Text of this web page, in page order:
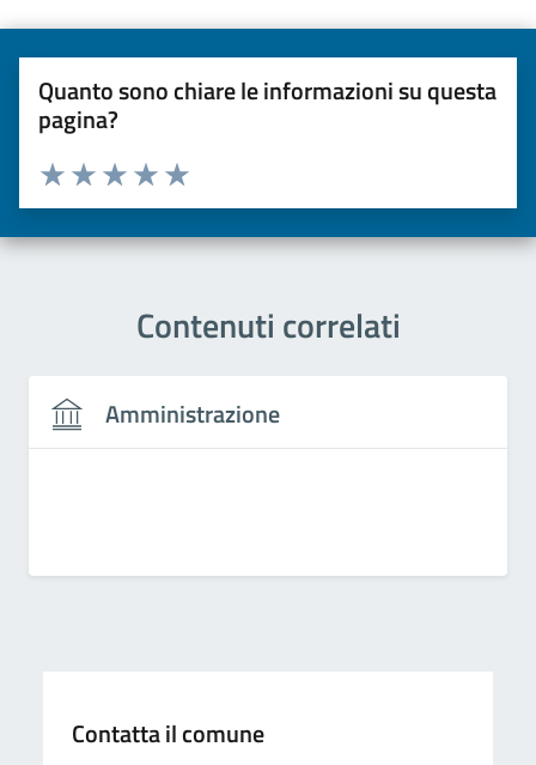
Quanto sono chiare le informazioni su questa
pagina?
Valuta da 1 a 5 stelle la pagina
Valuta 5 stelle su 5
Valuta 4 stelle su 5
Valuta 3 stelle su 5
Valuta 2 stelle su 5
Valuta una stella su 5
Contenuti correlati
Amministrazione
Contatta il comune